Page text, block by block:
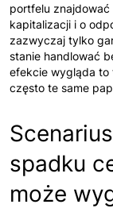
portfelu znajdować
kapitalizacji i o
zazwyczaj tylko
stanie handlować
efekcie wygląda to
często te same
spadku
może